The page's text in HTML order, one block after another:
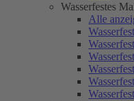
Wasserfestes
Alle